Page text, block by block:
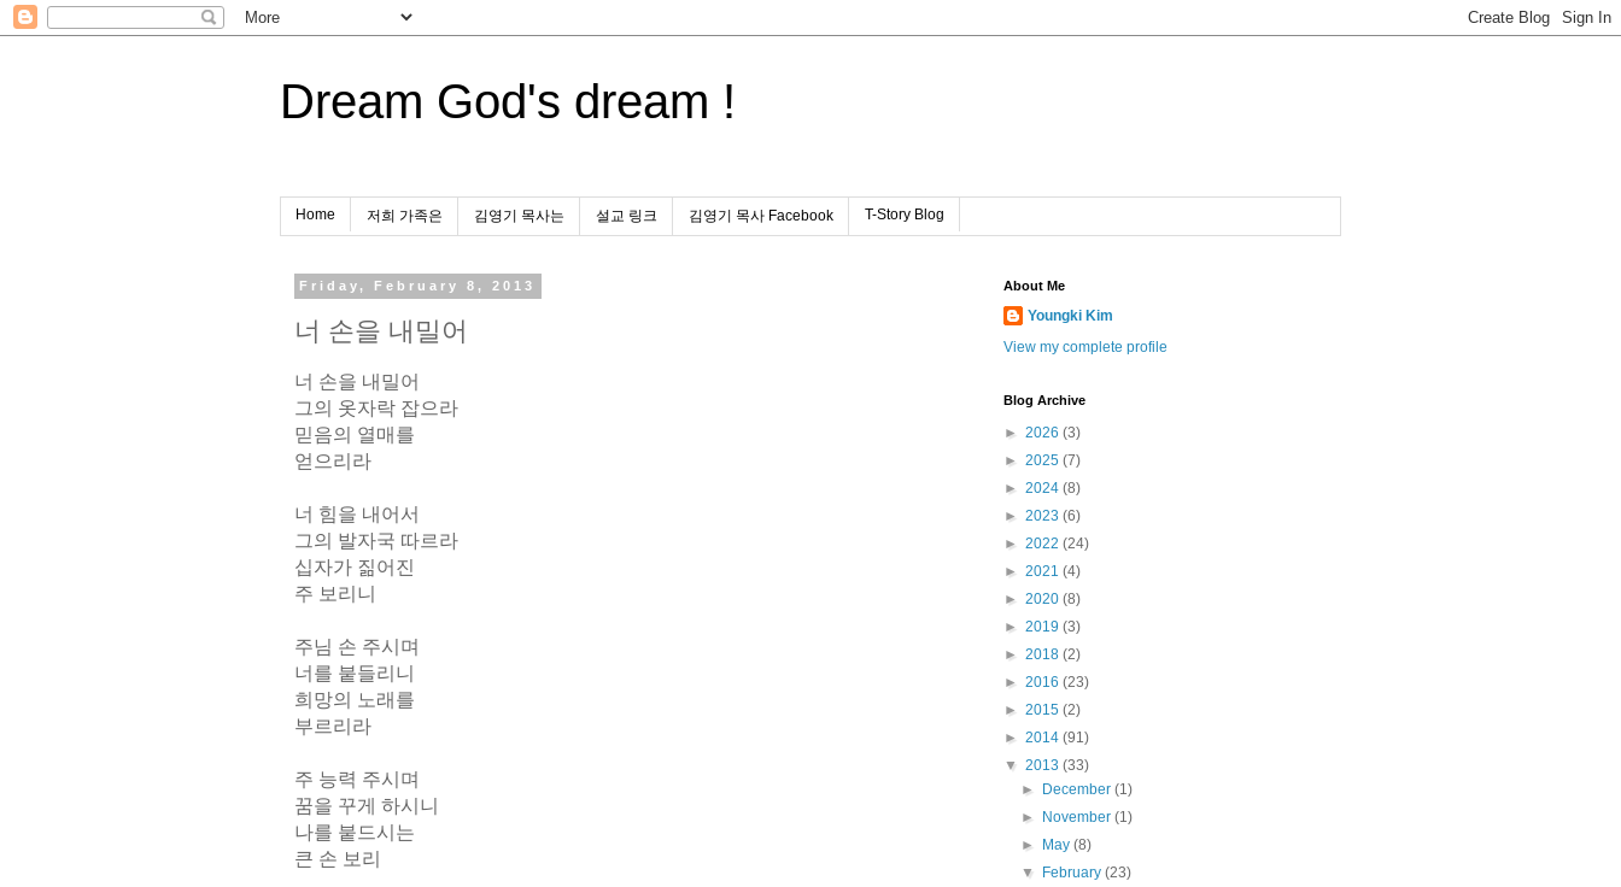
Dream God's dream !
Home 저희 가족은 김영기 목사는 설교 링크 김영기 목사 Facebook T-Story Blog
Friday, February 8, 2013
너 손을 내밀어
너 손을 내밀어
그의 옷자락 잡으라
믿음의 열매를
얻으리라
너 힘을 내어서
그의 발자국 따르라
십자가 짊어진
주 보리니
주님 손 주시며
너를 붙들리니
희망의 노래를
부르리라
주 능력 주시며
꿈을 꾸게 하시니
나를 붙드시는
큰 손 보리
About Me
Youngki Kim
View my complete profile
Blog Archive
► 2026 (3)
► 2025 (7)
► 2024 (8)
► 2023 (6)
► 2022 (24)
► 2021 (4)
► 2020 (8)
► 2019 (3)
► 2018 (2)
► 2016 (23)
► 2015 (2)
► 2014 (91)
▼ 2013 (33)
►
December(1)
►
November(1)
►
May(8)
▼
February(23)